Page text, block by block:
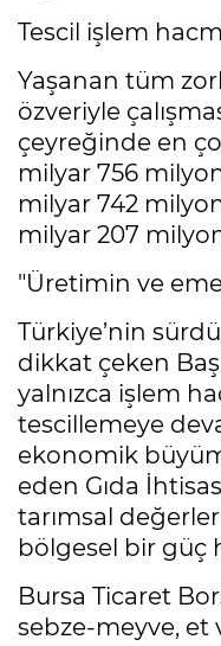
Tescil işlem
Yaşanan tüm
özveriyle
çeyreğinde en
milyar 756
milyar 742
milyar 207
"Üretimin ve
Türkiye’nin
dikkat çeken
yalnızca işlem
tescillemeye
ekonomik
eden Gıda
tarımsal
bölgesel bir güç
Bursa Ticaret
sebze-meyve, et